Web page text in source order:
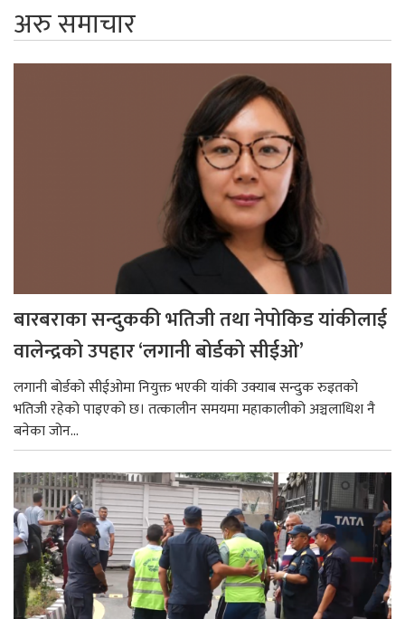
अरु समाचार
बारबराका सन्दुककी भतिजी तथा नेपोकिड यांकीलाई
वालेन्द्रको उपहार ‘लगानी बोर्डको सीईओ’
लगानी बोर्डको सीईओमा नियुक्त भएकी यांकी उक्याब सन्दुक रुइतको
भतिजी रहेको पाइएको छ। तत्कालीन समयमा महाकालीको अञ्चलाधिश नै
बनेका जोन...